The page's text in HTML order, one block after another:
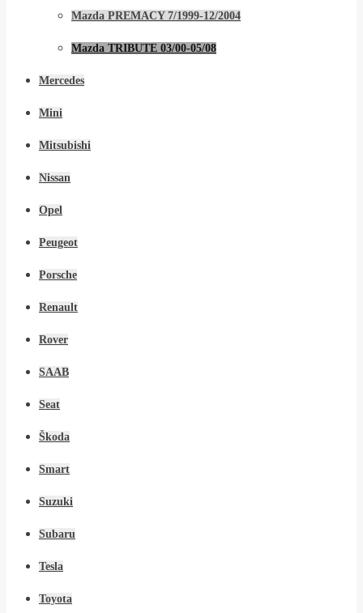
Mazda PREMACY 7/1999-12/2004
Mazda TRIBUTE 03/00-05/08
Mercedes
Mini
Mitsubishi
Nissan
Opel
Peugeot
Porsche
Renault
Rover
SAAB
Seat
Škoda
Smart
Suzuki
Subaru
Tesla
Toyota